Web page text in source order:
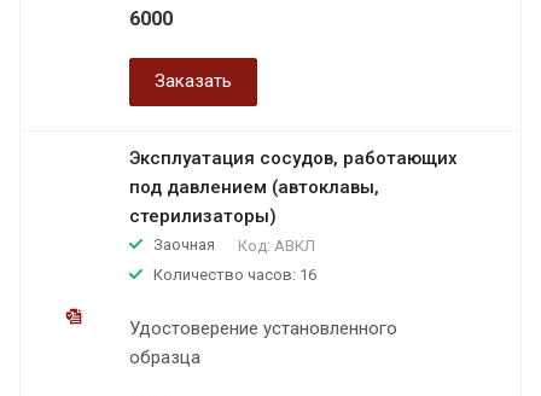
6000
Заказать
Эксплуатация сосудов, работающих
под давлением (автоклавы,
стерилизаторы)
Заочная Код: АВКЛ
Количество часов: 16
Удостоверение установленного
образца